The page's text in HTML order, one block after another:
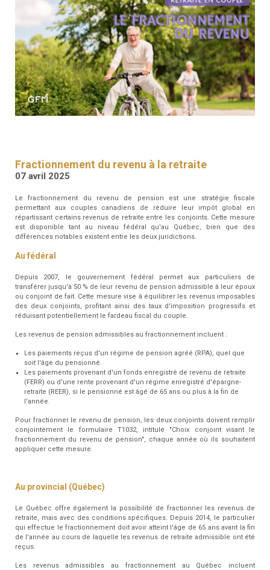
RESSOURCES
GFM
SANTÉ
RENDEZ-
VOUS
Fractionnement du revenu à la retraite
07 avril 2025
Le fractionnement du revenu de pension est une stratégie fiscale
permettant aux couples canadiens de réduire leur impôt global en
répartissant certains revenus de retraite entre les conjoints. Cette mesure
est disponible tant au niveau fédéral qu'au Québec, bien que des
différences notables existent entre les deux juridictions.
Au fédéral
Depuis 2007, le gouvernement fédéral permet aux particuliers de
transférer jusqu'à 50 % de leur revenu de pension admissible à leur époux
ou conjoint de fait. Cette mesure vise à équilibrer les revenus imposables
des deux conjoints, profitant ainsi des taux d'imposition progressifs et
réduisant potentiellement le fardeau fiscal du couple.
Les revenus de pension admissibles au fractionnement incluent :
Les paiements reçus d'un régime de pension agréé (RPA), quel que
soit l'âge du pensionné.
Les paiements provenant d'un fonds enregistré de revenu de retraite
(FERR) ou d'une rente provenant d'un régime enregistré d'épargne-
retraite (REER), si le pensionné est âgé de 65 ans ou plus à la fin de
l'année.
Pour fractionner le revenu de pension, les deux conjoints doivent remplir
conjointement le formulaire T1032, intitulé "Choix conjoint visant le
fractionnement du revenu de pension", chaque année où ils souhaitent
appliquer cette mesure.
Au provincial (Québec)
Le Québec offre également la possibilité de fractionner les revenus de
retraite, mais avec des conditions spécifiques. Depuis 2014, le particulier
qui effectue le fractionnement doit avoir atteint l'âge de 65 ans avant la fin
de l'année au cours de laquelle les revenus de retraite admissible ont été
reçus.
Les revenus admissibles au fractionnement au Québec incluent